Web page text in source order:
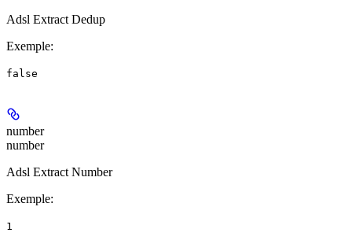
Adsl Extract Dedup
Exemple:
false
number
number
Adsl Extract Number
Exemple:
1